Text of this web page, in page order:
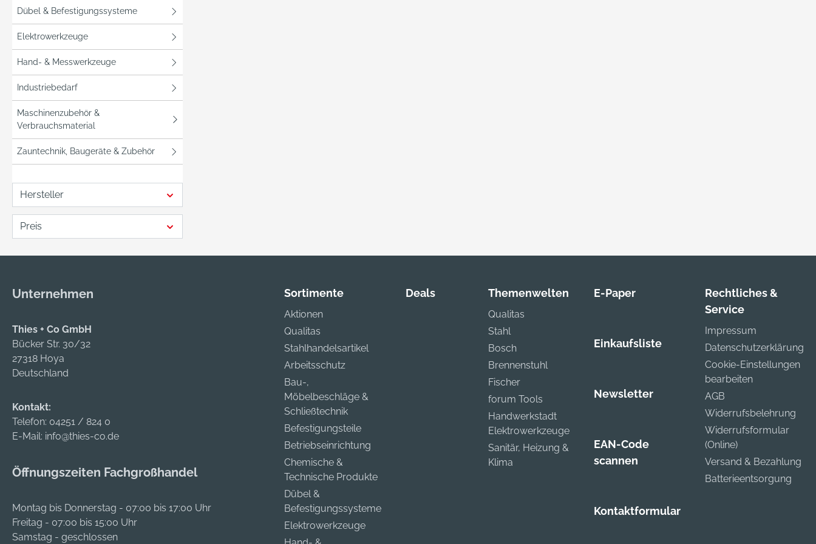
Dübel & Befestigungssysteme
Elektrowerkzeuge
Hand- & Messwerkzeuge
Industriebedarf
Maschinenzubehör &
Verbrauchsmaterial
Zauntechnik, Baugeräte & Zubehör
Hersteller
Preis
Unternehmen
Thies + Co GmbH
Bücker Str. 30/32
27318 Hoya
Deutschland
Kontakt:
Telefon: 04251 / 824 0
E-Mail: info@thies-co.de
Öffnungszeiten Fachgroßhandel
Montag bis Donnerstag - 07:00 bis 17:00 Uhr
Freitag - 07:00 bis 15:00 Uhr
Samstag - geschlossen
Sortimente
Aktionen
Qualitas
Stahlhandelsartikel
Arbeitsschutz
Bau-,
Möbelbeschläge &
Schließtechnik
Befestigungsteile
Betriebseinrichtung
Chemische &
Technische Produkte
Dübel &
Befestigungssysteme
Elektrowerkzeuge
Deals Themenwelten
Qualitas
Stahl
Bosch
Brennenstuhl
Fischer
forum Tools
Handwerkstadt
Elektrowerkzeuge
Sanitär, Heizung &
Klima
E-Paper
Einkaufsliste
Newsletter
EAN-Code
scannen
Kontaktformular
Rechtliches &
Service
Impressum
Datenschutzerklärung
Cookie-Einstellungen
bearbeiten
AGB
Widerrufsbelehrung
Widerrufsformular
(Online)
Versand & Bezahlung
Batterieentsorgung